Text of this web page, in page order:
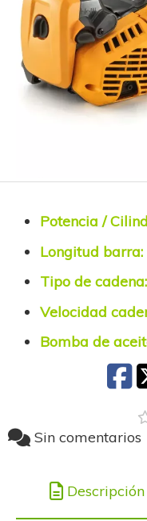
Potencia /
Longitud barra:
Tipo de cadena:
Velocidad
Bomba de
Sin comentarios
Descripción